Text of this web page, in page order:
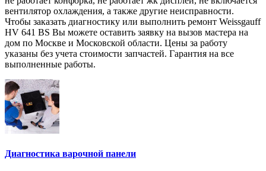
вентилятор охлаждения, а также другие неисправности.
Чтобы заказать диагностику или выполнить ремонт Weissgauff
HV 641 BS Вы можете оставить заявку на вызов мастера на
дом по Москве и Московской области. Цены за работу
указаны без учета стоимости запчастей. Гарантия на все
выполненные работы.
Диагностика варочной панели